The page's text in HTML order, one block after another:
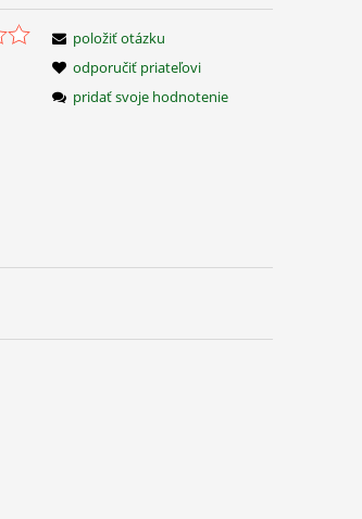
položiť otázku
odporučiť priateľovi
pridať svoje hodnotenie